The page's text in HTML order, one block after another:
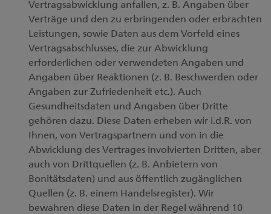
Vertragsabwicklung anfallen, z. B. Angaben über
Verträge und den zu erbringenden oder erbrachten
Leistungen, sowie Daten aus dem Vorfeld eines
Vertragsabschlusses, die zur Abwicklung
erforderlichen oder verwendeten Angaben und
Angaben über Reaktionen (z. B. Beschwerden oder
Angaben zur Zufriedenheit etc.). Auch
Gesundheitsdaten und Angaben über Dritte
gehören dazu. Diese Daten erheben wir i.d.R. von
Ihnen, von Vertragspartnern und von in die
Abwicklung des Vertrages involvierten Dritten, aber
auch von Drittquellen (z. B. Anbietern von
Bonitätsdaten) und aus öffentlich zugänglichen
Quellen (z. B. einem Handelsregister). Wir
bewahren diese Daten in der Regel während 10